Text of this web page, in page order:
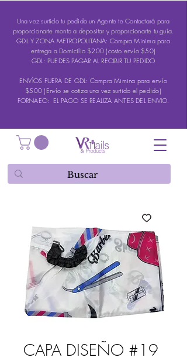
Una vez surtido tu pedido un Agente te Contactará para
proporcionarte monto a depositar y proporcionarte tu guía.
GDL Y ZONA METROPOLITANA: Compra Minima para
entrega a Domicilio $200 (costo envío $50)
GDL: PUEDES PAGAR AL RECIBIR TU PEDIDO
ENVÍOS FUERA DE GDL: Compra Mimina para envío
$500 (Envío se cotiza una vez surtido el pedido)
FORNAEO: EL PAGO SE REALIZA ANTES DEL ENVIO.
CAPA DISEÑO #19